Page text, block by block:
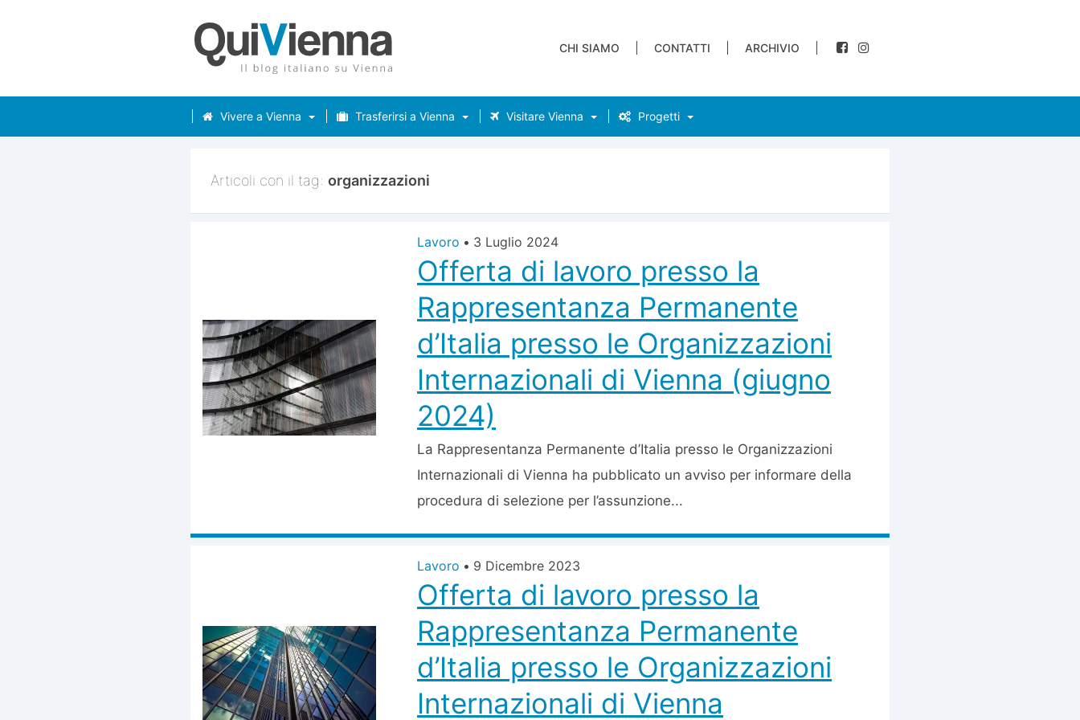
CHI SIAMO CONTATTI ARCHIVIO
Vivere a Vienna Trasferirsi a Vienna Visitare Vienna Progetti
Articoli con il tag: organizzazioni
Lavoro • 3 Luglio 2024
Offerta di lavoro presso la
Rappresentanza Permanente
d’Italia presso le Organizzazioni
Internazionali di Vienna (giugno
2024)
La Rappresentanza Permanente d’Italia presso le Organizzazioni
Internazionali di Vienna ha pubblicato un avviso per informare della
procedura di selezione per l’assunzione...
Lavoro • 9 Dicembre 2023
Offerta di lavoro presso la
Rappresentanza Permanente
d’Italia presso le Organizzazioni
Internazionali di Vienna